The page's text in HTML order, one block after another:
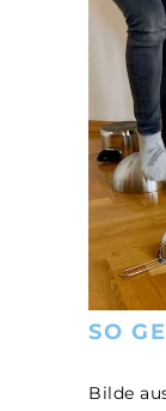
SO
Bilde